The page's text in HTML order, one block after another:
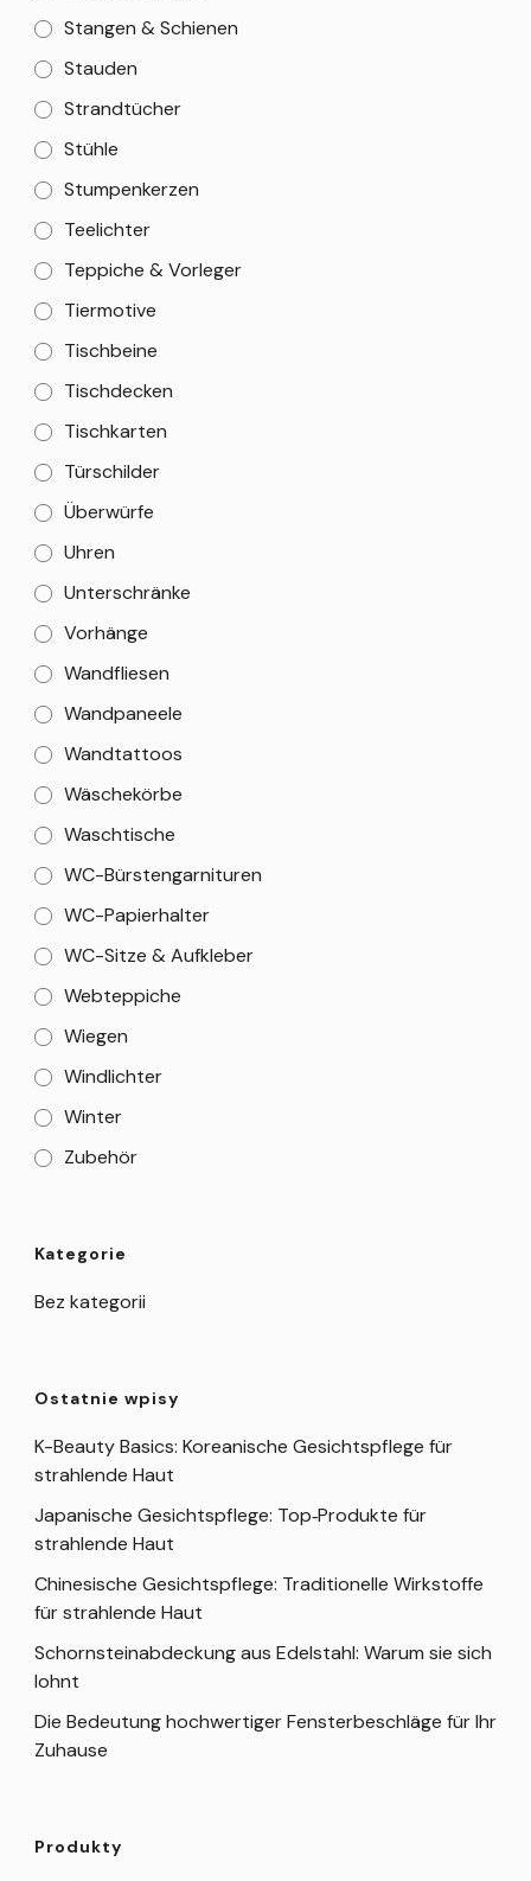
Stangen & Schienen
Stauden
Strandtücher
Stühle
Stumpenkerzen
Teelichter
Teppiche & Vorleger
Tiermotive
Tischbeine
Tischdecken
Tischkarten
Türschilder
Überwürfe
Uhren
Unterschränke
Vorhänge
Wandfliesen
Wandpaneele
Wandtattoos
Wäschekörbe
Waschtische
WC-Bürstengarnituren
WC-Papierhalter
WC-Sitze & Aufkleber
Webteppiche
Wiegen
Windlichter
Winter
Zubehör
Kategorie
Bez kategorii
Ostatnie wpisy
K-Beauty Basics: Koreanische Gesichtspflege für
strahlende Haut
Japanische Gesichtspflege: Top‑Produkte für
strahlende Haut
Chinesische Gesichtspflege: Traditionelle Wirkstoffe
für strahlende Haut
Schornsteinabdeckung aus Edelstahl: Warum sie sich
lohnt
Die Bedeutung hochwertiger Fensterbeschläge für Ihr
Zuhause
Produkty